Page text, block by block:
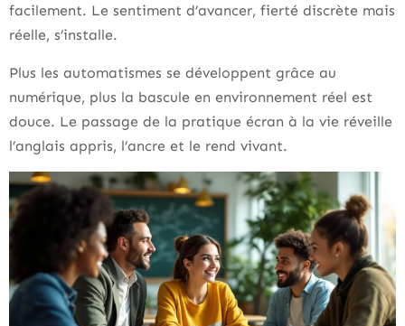
facilement. Le sentiment d’avancer, fierté discrète mais
réelle, s’installe.
Plus les automatismes se développent grâce au
numérique, plus la bascule en environnement réel est
douce. Le passage de la pratique écran à la vie réveille
l’anglais appris, l’ancre et le rend vivant.